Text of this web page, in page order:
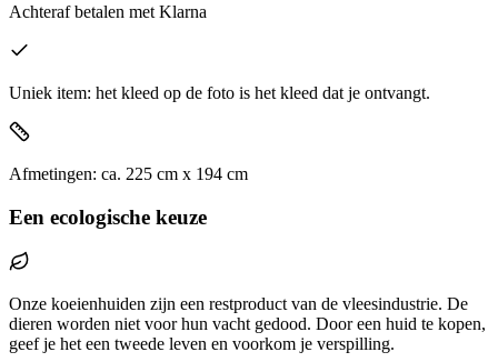
Achteraf betalen met Klarna
Uniek item: het kleed op de foto is het kleed dat je ontvangt.
Afmetingen: ca. 225 cm x 194 cm
Een ecologische keuze
Onze koeienhuiden zijn een restproduct van de vleesindustrie. De
dieren worden niet voor hun vacht gedood. Door een huid te kopen,
geef je het een tweede leven en voorkom je verspilling.